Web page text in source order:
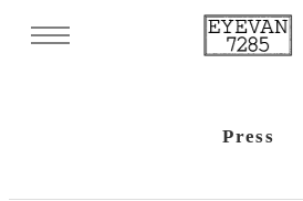
Press